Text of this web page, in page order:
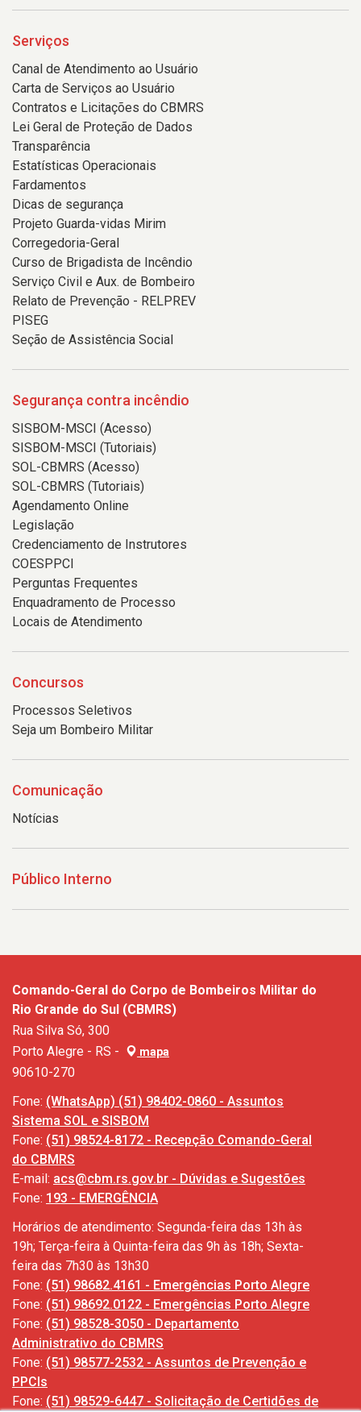
Serviços
Canal de Atendimento ao Usuário
Carta de Serviços ao Usuário
Contratos e Licitações do CBMRS
Lei Geral de Proteção de Dados
Transparência
Estatísticas Operacionais
Fardamentos
Dicas de segurança
Projeto Guarda-vidas Mirim
Corregedoria-Geral
Curso de Brigadista de Incêndio
Serviço Civil e Aux. de Bombeiro
Relato de Prevenção - RELPREV
PISEG
Seção de Assistência Social
Segurança contra incêndio
SISBOM-MSCI (Acesso)
SISBOM-MSCI (Tutoriais)
SOL-CBMRS (Acesso)
SOL-CBMRS (Tutoriais)
Agendamento Online
Legislação
Credenciamento de Instrutores
COESPPCI
Perguntas Frequentes
Enquadramento de Processo
Locais de Atendimento
Concursos
Processos Seletivos
Seja um Bombeiro Militar
Comunicação
Notícias
Público Interno
Comando-Geral do Corpo de Bombeiros Militar do
Rio Grande do Sul (CBMRS)
Rua Silva Só, 300
Porto Alegre - RS -
mapa
90610-270
Fone: (WhatsApp) (51) 98402-0860 - Assuntos
Sistema SOL e SISBOM
Fone: (51) 98524-8172 - Recepção Comando-Geral
do CBMRS
E-mail: acs@cbm.rs.gov.br - Dúvidas e Sugestões
Fone: 193 - EMERGÊNCIA
Horários de atendimento: Segunda-feira das 13h às
19h; Terça-feira à Quinta-feira das 9h às 18h; Sexta-
feira das 7h30 às 13h30
Fone: (51) 98682.4161 - Emergências Porto Alegre
Fone: (51) 98692.0122 - Emergências Porto Alegre
Fone: (51) 98528-3050 - Departamento
Administrativo do CBMRS
Fone: (51) 98577-2532 - Assuntos de Prevenção e
PPCIs
Fone: (51) 98529-6447 - Solicitação de Certidões de